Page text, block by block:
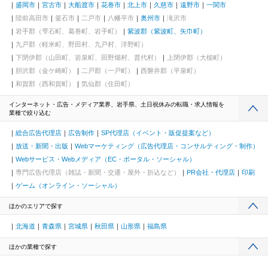
盛岡市 宮古市 大船渡市 花巻市 北上市 久慈市 遠野市
一関市
陸前高田市
釜石市 二戸市 八幡平市 奥州市
滝沢市
岩手郡（雫石町、葛巻町、岩手町）
紫波郡（紫波町、矢巾町）
九戸郡（軽米町、野田村、九戸村、洋野町）
下閉伊郡（山田町、岩泉町、田野畑村、普代村）
上閉伊郡（大槌町）
胆沢郡（金ケ崎町）
二戸郡（一戸町）
西磐井郡（平泉町）
和賀郡（西和賀町）
気仙郡（住田町）
インターネット・広告・メディア業界、岩手県、土日祝休みの転職・求人情報を
業種で絞り込む
総合広告代理店 広告制作
SP代理店（イベント・販促提案など）
放送・新聞・出版
Webマーケティング（広告代理店・コンサルティング・制作）
Webサービス・Webメディア（EC・ポータル・ソーシャル）
専門広告代理店（雑誌・新聞・交通・屋外・折込など）
PR会社・代理店
印刷
ゲーム（オンライン・ソーシャル）
ほかのエリアで探す
北海道 青森県 宮城県 秋田県 山形県 福島県
ほかの業種で探す